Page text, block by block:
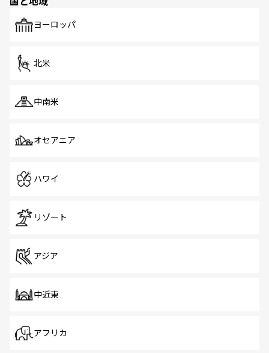
ヨーロッパ
北米
中南米
オセアニア
ハワイ
リゾート
アジア
中近東
アフリカ